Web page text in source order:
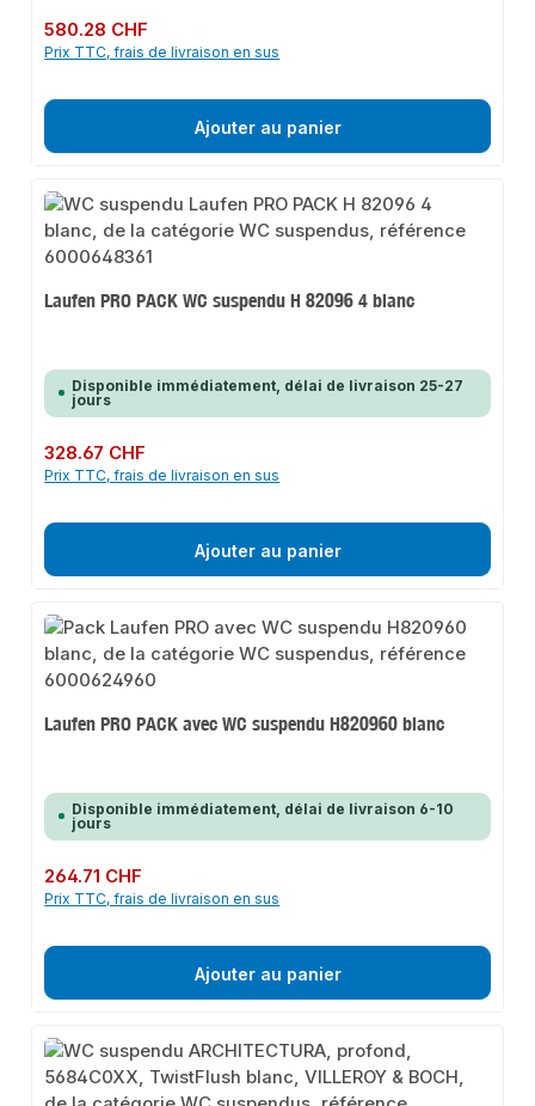
Prix régulier :
580.28 CHF
Prix TTC, frais de livraison en sus
Ajouter au panier
Laufen PRO PACK WC suspendu H 82096 4 blanc
Disponible immédiatement, délai de livraison 25-27
jours
Prix régulier :
328.67 CHF
Prix TTC, frais de livraison en sus
Ajouter au panier
Laufen PRO PACK avec WC suspendu H820960 blanc
Disponible immédiatement, délai de livraison 6-10
jours
Prix régulier :
264.71 CHF
Prix TTC, frais de livraison en sus
Ajouter au panier